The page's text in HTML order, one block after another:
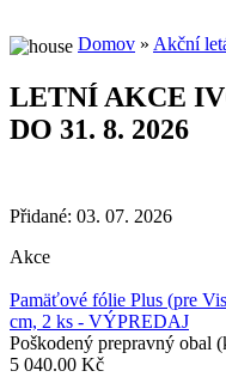
Domov » Akční
LETNÍ AKCE
DO 31. 8. 2026
Přidané: 03. 07. 2026
Akce
Pamäťové fólie Plus (pre
cm, 2 ks - VÝPREDAJ
Poškodený prepravný obal
5 040.00 Kč